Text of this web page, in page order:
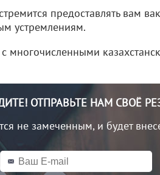
предоставлять вам
устремлениям.
многочисленными
ОТПРАВЬТЕ НАМ СВОЁ
не замеченным, и будет